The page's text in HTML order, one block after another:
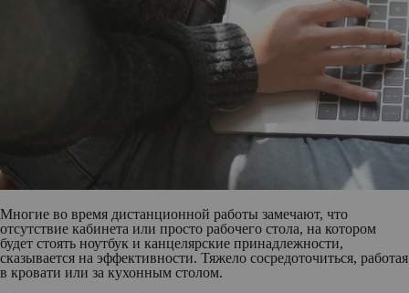
Многие во время дистанционной работы замечают, что
отсутствие кабинета или просто рабочего стола, на котором
будет стоять ноутбук и канцелярские принадлежности,
сказывается на эффективности. Тяжело сосредоточиться, работая
в кровати или за кухонным столом.